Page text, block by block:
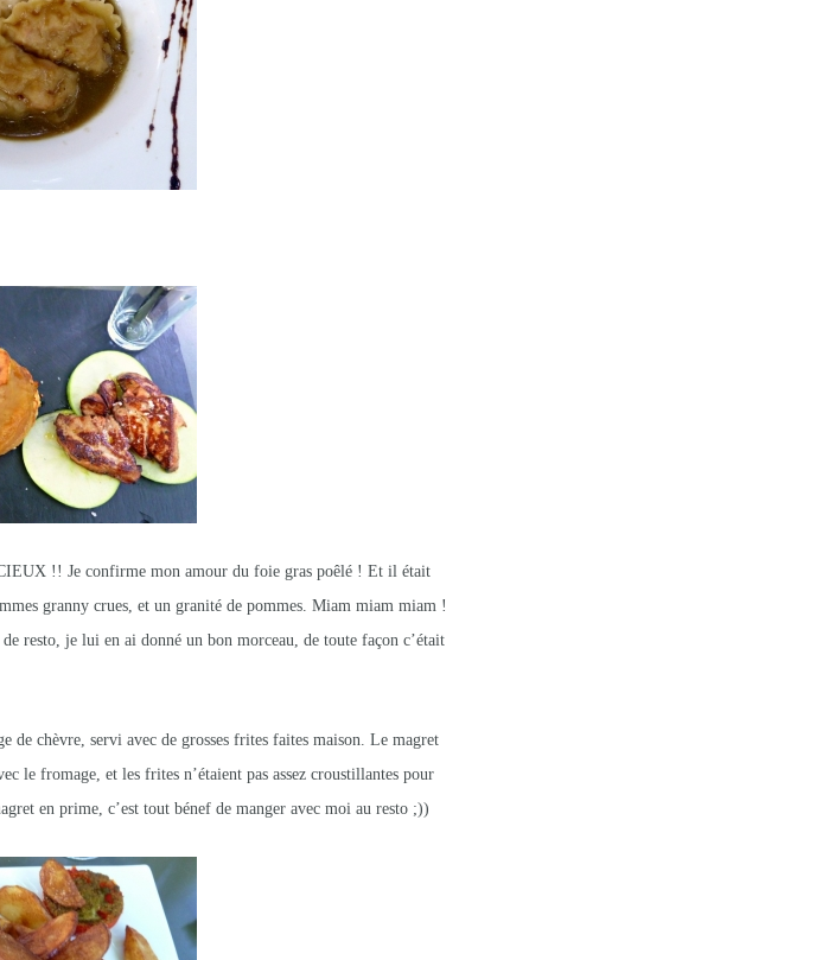
!! Je confirme mon amour du foie gras poêlé ! Et il était
granny crues, et un granité de pommes. Miam miam miam !
resto, je lui en ai donné un bon morceau, de toute façon c’était
de chèvre, servi avec de grosses frites faites maison. Le magret
le fromage, et les frites n’étaient pas assez croustillantes pour
en prime, c’est tout bénef de manger avec moi au resto ;))